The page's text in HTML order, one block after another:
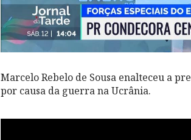
Marcelo Rebelo de Sousa enalteceu a
por causa da guerra na Ucrânia.